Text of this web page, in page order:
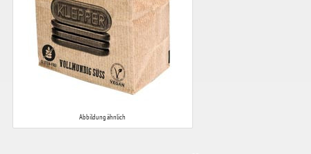
Abbildung ähnlich